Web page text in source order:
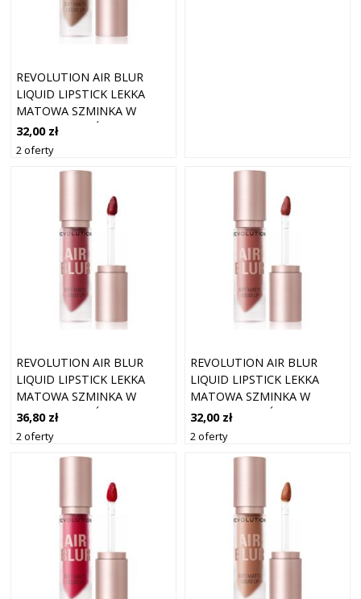
REVOLUTION AIR BLUR
LIQUID LIPSTICK LEKKA
MATOWA SZMINKA W
PŁYNIE ODCIEŃ COCO 3.5
ML
32,00 zł
2 oferty
REVOLUTION AIR BLUR
LIQUID LIPSTICK LEKKA
MATOWA SZMINKA W
PŁYNIE ODCIEŃ DREAMY 3.5
ML
36,80 zł
2 oferty
REVOLUTION AIR BLUR
LIQUID LIPSTICK LEKKA
MATOWA SZMINKA W
PŁYNIE ODCIEŃ WHISPER
3.5 ML
32,00 zł
2 oferty